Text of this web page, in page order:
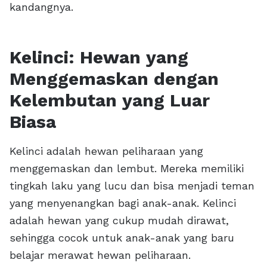
kandangnya.
Kelinci: Hewan yang
Menggemaskan dengan
Kelembutan yang Luar
Biasa
Kelinci adalah hewan peliharaan yang
menggemaskan dan lembut. Mereka memiliki
tingkah laku yang lucu dan bisa menjadi teman
yang menyenangkan bagi anak-anak. Kelinci
adalah hewan yang cukup mudah dirawat,
sehingga cocok untuk anak-anak yang baru
belajar merawat hewan peliharaan.